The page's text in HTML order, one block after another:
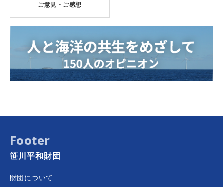
ご意見・ご感想
Footer
笹川平和財団
財団について